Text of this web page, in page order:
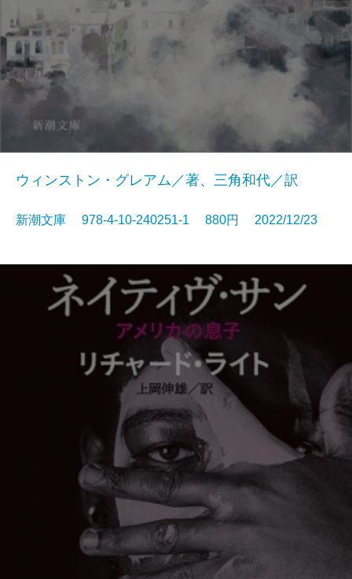
ウィンストン・グレアム／著、三角和代／訳
新潮文庫 978-4-10-240251-1 880円 2022/12/23